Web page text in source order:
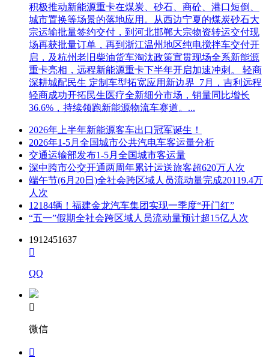
件附件：需采用A4 纸幅面，将报名材料加盖企业鲜章，按顺
序制作成1个PDF格式文件，文件名称与主题一致，复印件扫
描无效。报名材料审核通过后，采购机构联系人向供应商邮
箱发送谈判文件电子版；审核未通过的，采购机构联系人以邮
件形式回复审 核情况，供应商可在谈判文件申领时间内重新
提交材料。采购机构或代理机构邮箱：zhixin04@126.com。
(五)谈判文件售价： 200元/份，售后不退。
六、报价文件递交开始和截止时间及地点、方式
(一)报价文件递交开始时间：2023年2月21日14时30分(北京时
(二)报价文件递交截止时间：2023年2月21日15时00分(北京时
间)。
(三)报价文件递交地点： 福州市鼓楼区五四路159号世界金龙
大厦14层A区单元福建省智信招标有限公司开标大厅 。
报价方式：由报价供应商法定代表人或授权代表现场递交报价
文件，不接受邮寄等其他方式。
七、谈判时间、地点
(一)谈判时间：2023年2月21日15时00分(
截止时间保持一致
(二)谈判地点：福州市鼓楼区五四路159号世界金龙大厦14层A
积极推动新能源重卡在煤炭、砂石、商砼、港口短倒、
城市置换等场景的落地应用。从西边宁夏的煤炭砂石大
宗运输批量签约交付，到河北邯郸大宗物资转运交付现
场再获批量订单，再到浙江温州地区纯电搅拌车交付开
启，及杭州老旧柴油货车淘汰政策宣贯现场全系新能源
重卡亮相，远程新能源重卡下半年开启加速冲刺。 轻商
深耕城配民生 定制车型拓宽应用新边界 7月，吉利远程
轻商成功开拓民生医疗全新细分市场，销量同比增长
36.6%，持续领跑新能源物流车赛道。...
2026年上半年新能源客车出口冠军诞生！
2026年1-5月全国城市公共汽电车客运量分析
交通运输部发布1-5月全国城市客运量
深中跨市公交开通两周年累计运送旅客超620万人次
端午节(6月20日)全社会跨区域人员流动量完成20119.4万
人次
12184辆！福建金龙汽车集团实现一季度“开门红”
“五一”假期全社会跨区域人员流动量预计超15亿人次
1912451637

QQ

微信
